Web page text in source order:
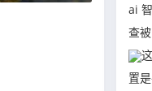
ai
查
置